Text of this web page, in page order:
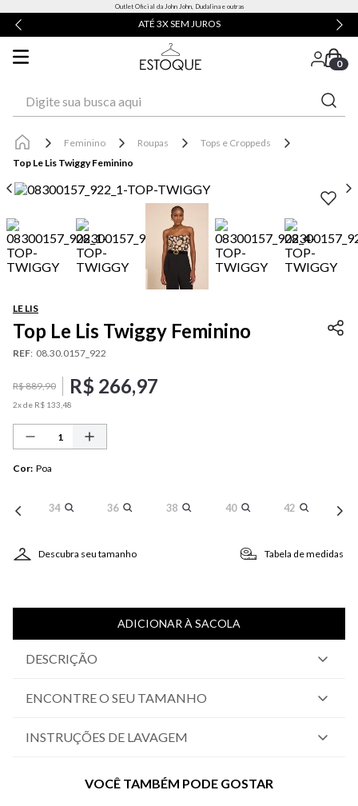
Outlet Oficial da John John, Dudalina e outras
ATÉ 3X SEM JUROS
0
Feminino Roupas
Tops e Croppeds
Top Le Lis Twiggy Feminino
LE LIS
Top Le Lis Twiggy Feminino
REF: 08.30.0157_922
R$889,90 R$ 266,97
2x de R$ 133 48
Cor: Poa
34 36 38 40 42
Descubra seu tamanho Tabela de medidas
ADICIONAR À SACOLA
DESCRIÇÃO
ENCONTRE O SEU TAMANHO
INSTRUÇÕES DE LAVAGEM
VOCÊ TAMBÉM PODE GOSTAR